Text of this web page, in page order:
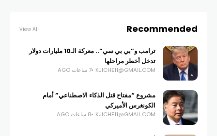
Recommended
View All
ترامب و”بي بي سي”.. معركة الـ10 مليارات دولار
تدخل أخطر مراحلها
KJICHE11@GMAIL.COM 7 ساعات AGO
مشروع “مفتاح قتل الذكاء الاصطناعي” أمام
الكونغرس الأميركي
KJICHE11@GMAIL.COM 8 ساعات AGO